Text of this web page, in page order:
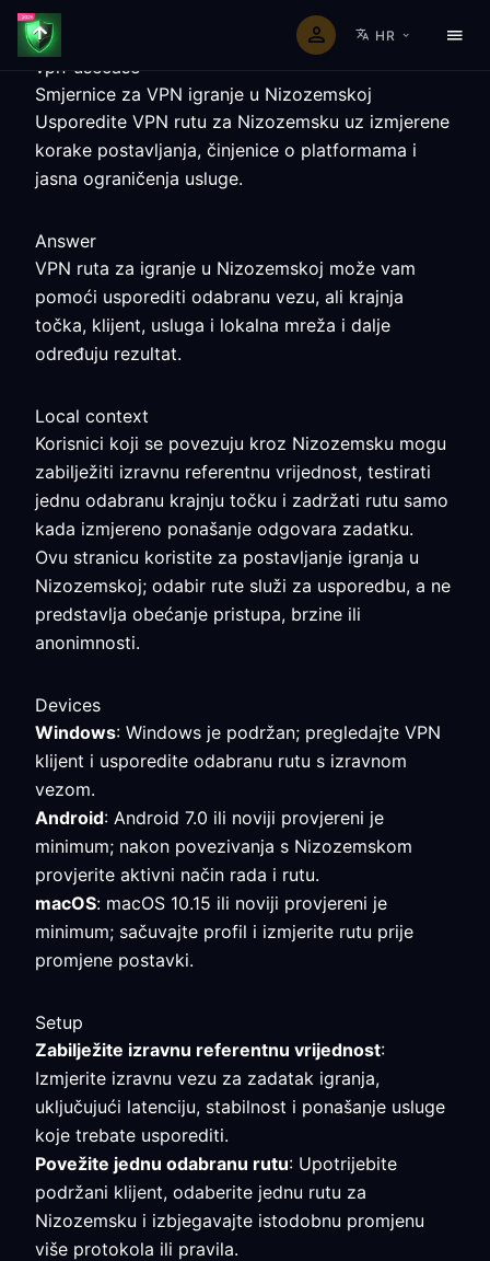
HR
vpn-usecase
Smjernice za VPN igranje u Nizozemskoj
Usporedite VPN rutu za Nizozemsku uz izmjerene
korake postavljanja, činjenice o platformama i
jasna ograničenja usluge.
Answer
VPN ruta za igranje u Nizozemskoj može vam
pomoći usporediti odabranu vezu, ali krajnja
točka, klijent, usluga i lokalna mreža i dalje
određuju rezultat.
Local context
Korisnici koji se povezuju kroz Nizozemsku mogu
zabilježiti izravnu referentnu vrijednost, testirati
jednu odabranu krajnju točku i zadržati rutu samo
kada izmjereno ponašanje odgovara zadatku.
Ovu stranicu koristite za postavljanje igranja u
Nizozemskoj; odabir rute služi za usporedbu, a ne
predstavlja obećanje pristupa, brzine ili
anonimnosti.
Devices
Windows: Windows je podržan; pregledajte VPN
klijent i usporedite odabranu rutu s izravnom
vezom.
Android: Android 7.0 ili noviji provjereni je
minimum; nakon povezivanja s Nizozemskom
provjerite aktivni način rada i rutu.
macOS: macOS 10.15 ili noviji provjereni je
minimum; sačuvajte profil i izmjerite rutu prije
promjene postavki.
Setup
Zabilježite izravnu referentnu vrijednost:
Izmjerite izravnu vezu za zadatak igranja,
uključujući latenciju, stabilnost i ponašanje usluge
koje trebate usporediti.
Povežite jednu odabranu rutu: Upotrijebite
podržani klijent, odaberite jednu rutu za
Nizozemsku i izbjegavajte istodobnu promjenu
više protokola ili pravila.